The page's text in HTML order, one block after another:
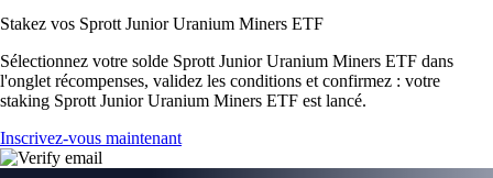
Stakez vos Sprott Junior Uranium Miners ETF
Sélectionnez votre solde Sprott Junior Uranium Miners ETF dans
l'onglet récompenses, validez les conditions et confirmez : votre
staking Sprott Junior Uranium Miners ETF est lancé.
Inscrivez-vous maintenant